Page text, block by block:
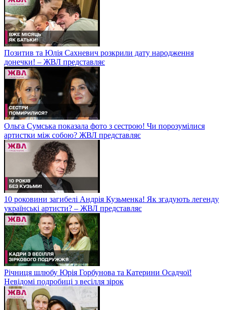
Позитив та Юлія Сахневич розкрили дату народження
донечки! – ЖВЛ представляє
Ольга Сумська показала фото з сестрою! Чи порозумілися
артистки між собою? ЖВЛ представляє
10 роковини загибелі Андрія Кузьменка! Як згадують легенду
українські артисти? – ЖВЛ представляє
Річниця шлюбу Юрія Горбунова та Катерини Осадчої!
Невідомі подробиці з весілля зірок